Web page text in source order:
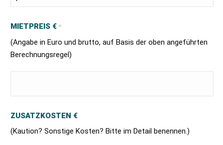
MIETPREIS € *
(Angabe in Euro und brutto, auf Basis der oben angeführten
Berechnungsregel)
ZUSATZKOSTEN €
(Kaution? Sonstige Kosten? Bitte im Detail benennen.)